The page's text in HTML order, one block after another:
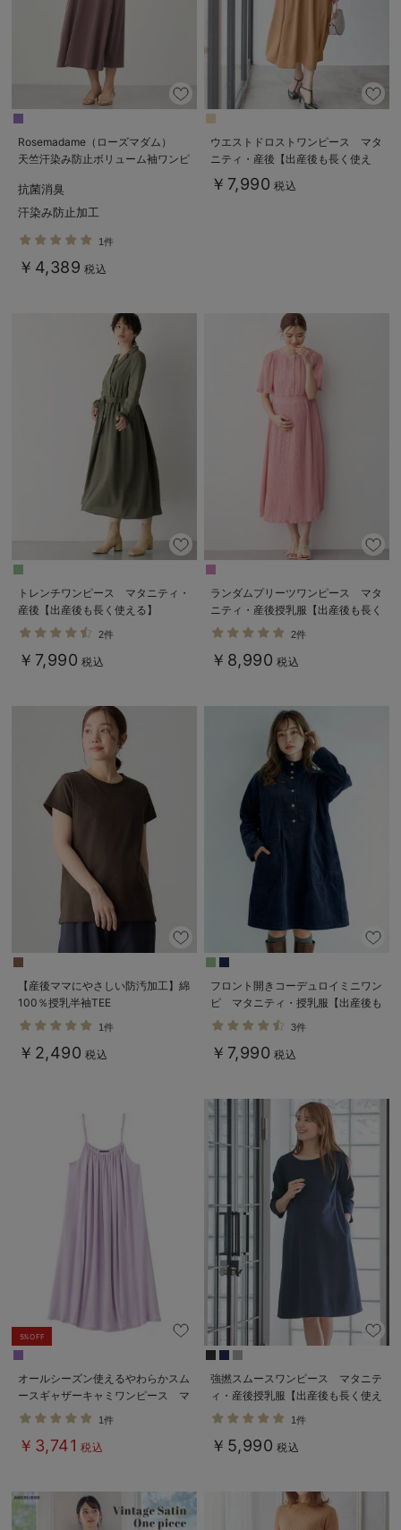
Rosemadame（ローズマダム）
天竺汗染み防止ボリューム袖ワンピ
産後も長く使える】
抗菌消臭
汗染み防止加工
1件
￥4,389 税込
ウエストドロストワンピース マタ
ニティ・産後【出産後も長く使え
る】
￥7,990 税込
トレンチワンピース マタニティ・
産後【出産後も長く使える】
2件
￥7,990 税込
ランダムプリーツワンピース マタ
ニティ・産後授乳服【出産後も長く
使える】
2件
￥8,990 税込
【産後ママにやさしい防汚加工】綿
100％授乳半袖TEE
1件
￥2,490 税込
フロント開きコーデュロイミニワン
ピ マタニティ・授乳服【出産後も
長く使える】
3件
￥7,990 税込
5%OFF
オールシーズン使えるやわらかスム
ースギャザーキャミワンピース マ
タニティ・授乳服【出産後も長く使
1件
￥3,741 税込
強撚スムースワンピース マタニテ
ィ・産後授乳服【出産後も長く使え
る】
1件
￥5,990 税込